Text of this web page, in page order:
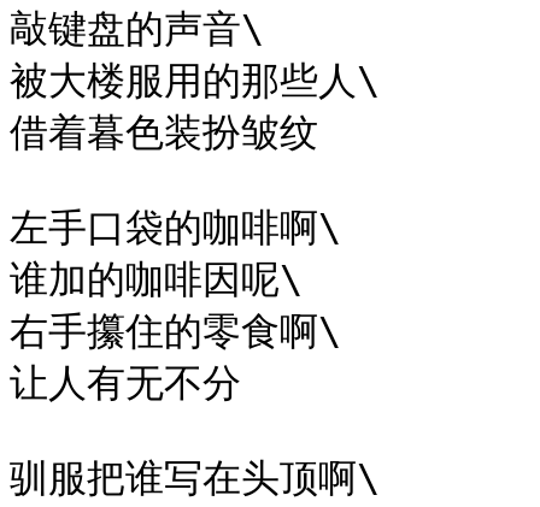
敲键盘的声音\
被大楼服用的那些人\
借着暮色装扮皱纹
左手口袋的咖啡啊\
谁加的咖啡因呢\
右手攥住的零食啊\
让人有无不分
驯服把谁写在头顶啊\